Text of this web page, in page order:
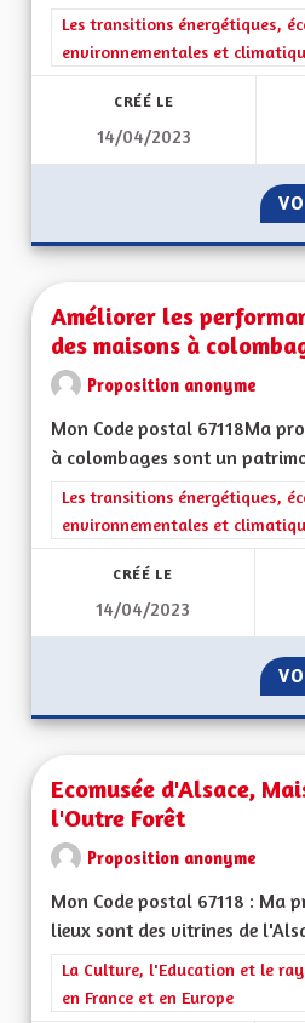
Filtrer les résultats de la
Les transitions énergétiques,
environnementales et
CRÉÉ LE
14/04/2023
Améliorer les
des maisons à
Proposition anonyme
Mon Code postal 67118Ma
à colombages sont un
Filtrer les résultats de la
Les transitions énergétiques,
environnementales et
CRÉÉ LE
14/04/2023
Ecomusée d'Alsace,
l'Outre Forêt
Proposition anonyme
Mon Code postal 67118 : Ma
lieux sont des vitrines de
Filtrer les résultats de la
La Culture, l'Education et le
en France et en Europe